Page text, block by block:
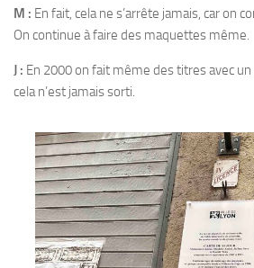
M : En fait, cela ne s’arrête jamais, car on
On continue à faire des maquettes même.
J : En 2000 on fait même des titres avec
cela n’est jamais sorti.